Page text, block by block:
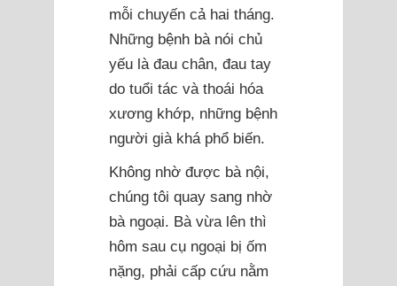
mỗi chuyến cả hai tháng.
Những bệnh bà nói chủ
yếu là đau chân, đau tay
do tuổi tác và thoái hóa
xương khớp, những bệnh
người già khá phổ biến.
Không nhờ được bà nội,
chúng tôi quay sang nhờ
bà ngoại. Bà vừa lên thì
hôm sau cụ ngoại bị ốm
nặng, phải cấp cứu nằm